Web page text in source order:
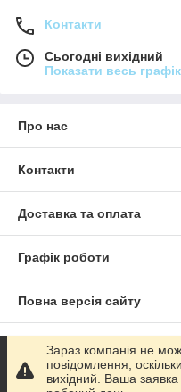
Контакти
Сьогодні вихідний
Показати весь
Про нас
Контакти
Доставка та оплата
Графік роботи
Повна версія сайту
Сайт створено на
Політика конфіденційності
Зараз компанія не
повідомлення,
вихідний. Ваша